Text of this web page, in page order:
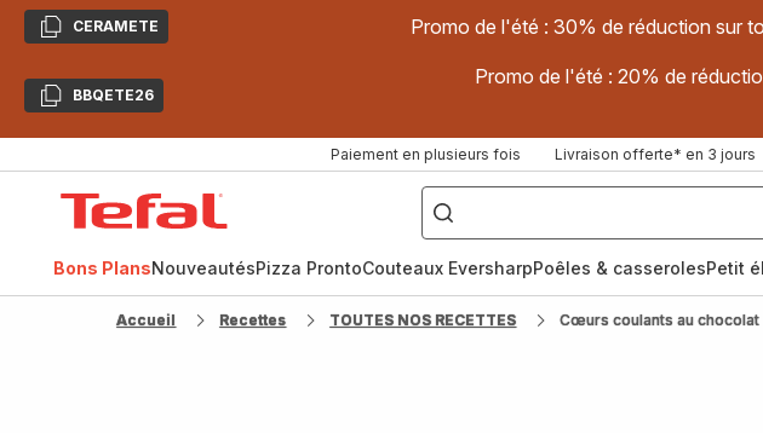
CopierCERAMETE Promo de l'été : 30% de réduction sur
CopierBBQETE26
Promo de l'été : 20% de
Paiement en plusieurs fois Livraison offerte* en 3 jours
["Poêles
inox,
Cake
Factory,
Bons PlansNouveautésPizza ProntoCouteaux EversharpPoêles & casserolesPetit
Accueil Recettes TOUTES NOS RECETTES Cœurs coulants au chocolat